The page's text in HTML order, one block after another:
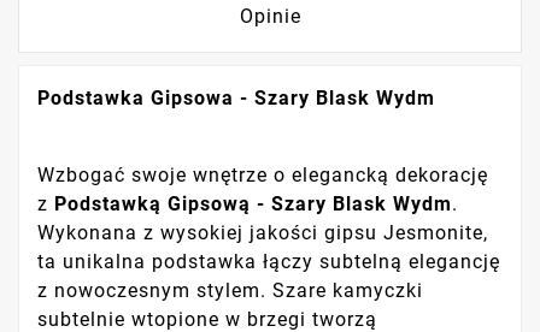
Opinie
Podstawka Gipsowa - Szary Blask Wydm
Wzbogać swoje wnętrze o elegancką dekorację
z Podstawką Gipsową - Szary Blask Wydm.
Wykonana z wysokiej jakości gipsu Jesmonite,
ta unikalna podstawka łączy subtelną elegancję
z nowoczesnym stylem. Szare kamyczki
subtelnie wtopione w brzegi tworzą